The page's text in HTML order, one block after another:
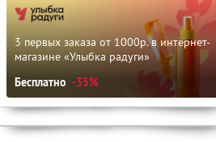
3 первых заказа от 1000р. в интернет-
магазине «Улыбка радуги»
Бесплатно -35%